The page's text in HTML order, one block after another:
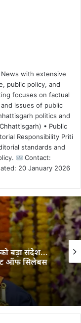
with extensive
public policy, and
focuses on factual
issues of public
politics and
• Public
Responsibility Priti
standards and
Contact:
20 January 2026
बड़ा संदेश…
ऑफ सिलेबस